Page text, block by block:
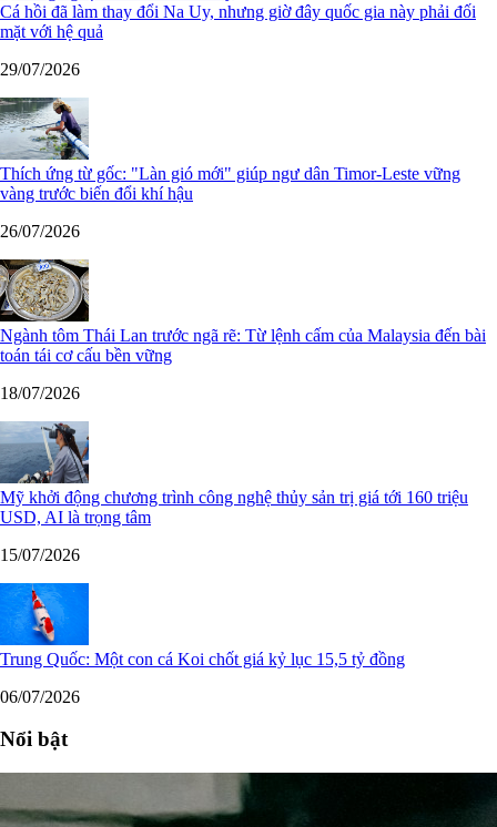
Cá hồi đã làm thay đổi Na Uy, nhưng giờ đây quốc gia này phải đối
mặt với hệ quả
29/07/2026
Thích ứng từ gốc: "Làn gió mới" giúp ngư dân Timor-Leste vững
vàng trước biến đổi khí hậu
26/07/2026
Ngành tôm Thái Lan trước ngã rẽ: Từ lệnh cấm của Malaysia đến bài
toán tái cơ cấu bền vững
18/07/2026
Mỹ khởi động chương trình công nghệ thủy sản trị giá tới 160 triệu
USD, AI là trọng tâm
15/07/2026
Trung Quốc: Một con cá Koi chốt giá kỷ lục 15,5 tỷ đồng
06/07/2026
Nổi bật